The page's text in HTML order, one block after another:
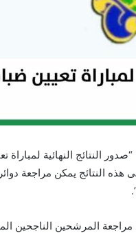
النتائج النهائية لمباراة
هذه النتائج يمكن مراجعة
المرشحين الناجحين